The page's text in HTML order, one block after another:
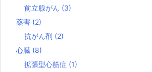
前立腺がん (3)
薬害 (2)
抗がん剤 (2)
心臓 (8)
拡張型心筋症 (1)